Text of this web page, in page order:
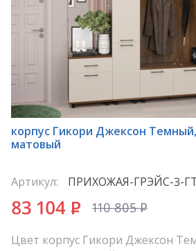
*
корпус Гикори Джексон
матовый
Артикул: ПРИХОЖАЯ-ГРЭЙС-3-
83 104 P 110 805P
Цвет корпус Гикори Джексон